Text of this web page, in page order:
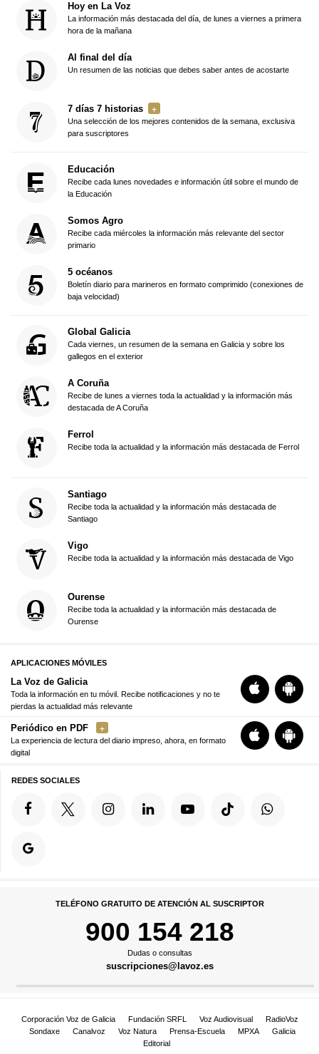
Hoy en La Voz
La información más destacada del día, de lunes a viernes a primera
hora de la mañana
Al final del día
Un resumen de las noticias que debes saber antes de acostarte
7 días 7 historias
Una selección de los mejores contenidos de la semana, exclusiva
para suscriptores
Educación
Recibe cada lunes novedades e información útil sobre el mundo de
la Educación
Somos Agro
Recibe cada miércoles la información más relevante del sector
primario
5 océanos
Boletín diario para marineros en formato comprimido (conexiones de
baja velocidad)
Global Galicia
Cada viernes, un resumen de la semana en Galicia y sobre los
gallegos en el exterior
A Coruña
Recibe de lunes a viernes toda la actualidad y la información más
destacada de A Coruña
Ferrol
Recibe toda la actualidad y la información más destacada de Ferrol
Santiago
Recibe toda la actualidad y la información más destacada de
Santiago
Vigo
Recibe toda la actualidad y la información más destacada de Vigo
Ourense
Recibe toda la actualidad y la información más destacada de
Ourense
APLICACIONES MÓVILES
La Voz de Galicia
Toda la información en tu móvil. Recibe notificaciones y no te
pierdas la actualidad más relevante
Periódico en PDF
La experiencia de lectura del diario impreso, ahora, en formato
digital
REDES SOCIALES
TELÉFONO GRATUITO DE ATENCIÓN AL SUSCRIPTOR
900 154 218
Dudas o consultas
suscripciones@lavoz.es
Corporación Voz de Galicia Fundación SRFL Voz Audiovisual
RadioVoz
Sondaxe
Canalvoz Voz Natura Prensa-Escuela MPXA
Galicia
Editorial